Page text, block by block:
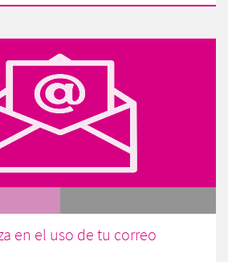
en el uso de tu correo